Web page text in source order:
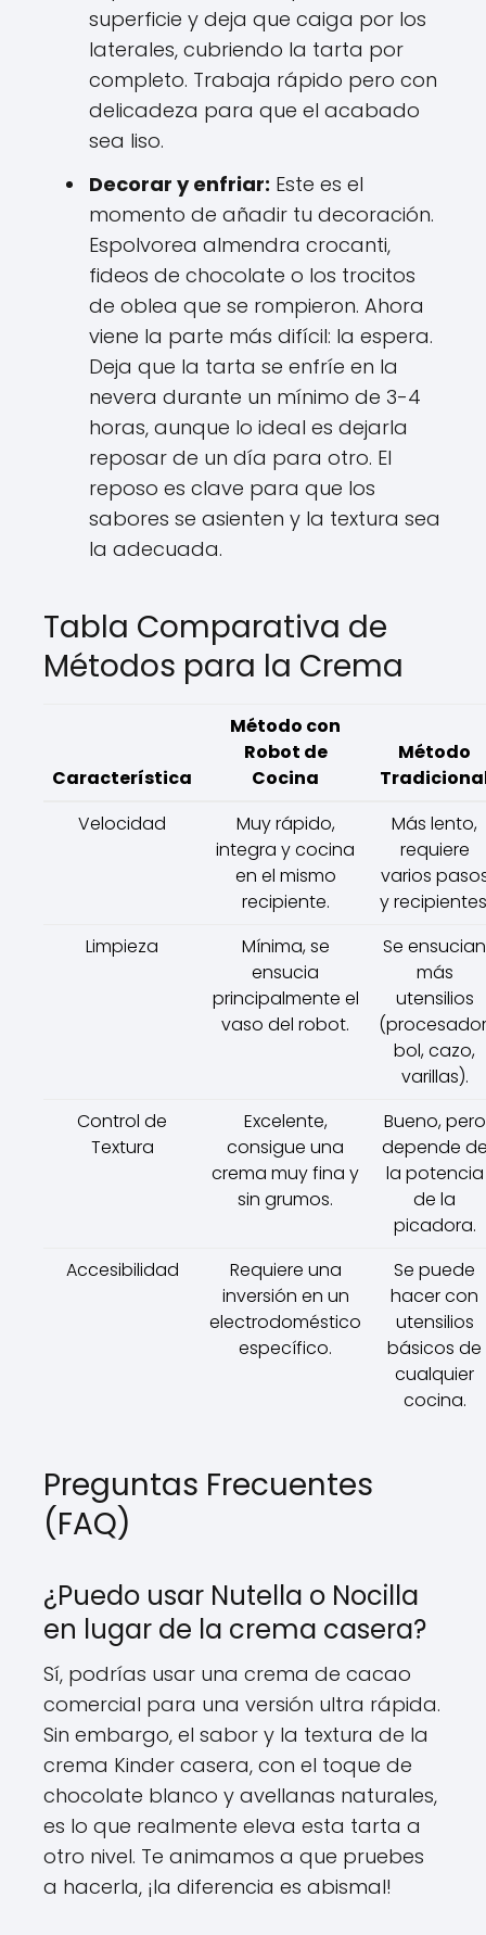
superficie y deja que caiga por los
laterales, cubriendo la tarta por
completo. Trabaja rápido pero con
delicadeza para que el acabado
sea liso.
Decorar y enfriar: Este es el
momento de añadir tu decoración.
Espolvorea almendra crocanti,
fideos de chocolate o los trocitos
de oblea que se rompieron. Ahora
viene la parte más difícil: la espera.
Deja que la tarta se enfríe en la
nevera durante un mínimo de 3-4
horas, aunque lo ideal es dejarla
reposar de un día para otro. El
reposo es clave para que los
sabores se asienten y la textura sea
la adecuada.
Tabla Comparativa de
Métodos para la Crema
Característica
Método con
Robot de
Cocina
Método
Velocidad
Muy rápido,
integra y cocina
en el mismo
recipiente.
Más lento,
requiere
varios
y
Limpieza
Mínima, se
ensucia
principalmente el
vaso del robot.
Se ensucian
más
utensilios
bol, cazo,
varillas).
Control de
Textura
Excelente,
consigue una
crema muy fina y
sin grumos.
Bueno, pero
depende
la potencia
de la
picadora.
Accesibilidad
Requiere una
inversión en un
electrodoméstico
específico.
Se puede
hacer con
utensilios
básicos de
cualquier
cocina.
Preguntas Frecuentes
(FAQ)
¿Puedo usar Nutella o Nocilla
en lugar de la crema casera?
Sí, podrías usar una crema de cacao
comercial para una versión ultra rápida.
Sin embargo, el sabor y la textura de la
crema Kinder casera, con el toque de
chocolate blanco y avellanas naturales,
es lo que realmente eleva esta tarta a
otro nivel. Te animamos a que pruebes
a hacerla, ¡la diferencia es abismal!